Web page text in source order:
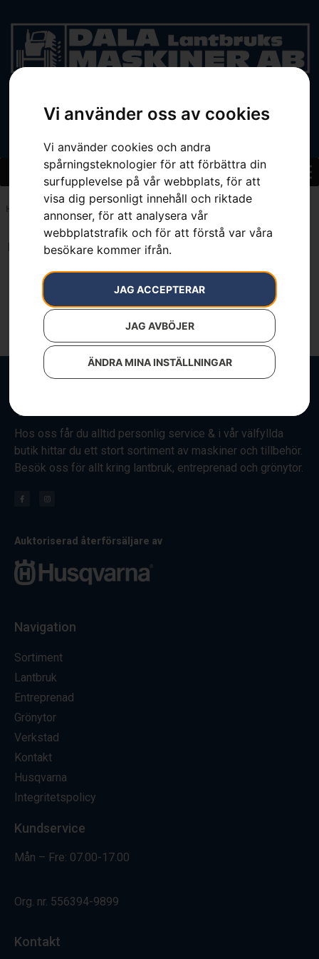
Vi använder oss av cookies
Vi använder cookies och andra
spårningsteknologier för att förbättra din
surfupplevelse på vår webbplats, för att
visa dig personligt innehåll och riktade
annonser, för att analysera vår
webbplatstrafik och för att förstå var våra
besökare kommer ifrån.
JAG ACCEPTERAR
JAG AVBÖJER
ÄNDRA MINA INSTÄLLNINGAR
BEGAGNAT
Hem
Inga resultat.
Hos oss får du alltid personlig service & i vår välfyllda
butik hittar du ett stort sortiment av maskiner och tillbehör.
Besök oss för allt kring lantbruk, entreprenad och grönytor.
Auktoriserad återförsäljare av
Navigation
Sortiment
Lantbruk
Entreprenad
Grönytor
Verkstad
Kontakt
Husqvarna
Integritetspolicy
Kundservice
Mån – Fre: 07.00-17.00
Org. nr. 556394-9899
Kontakt